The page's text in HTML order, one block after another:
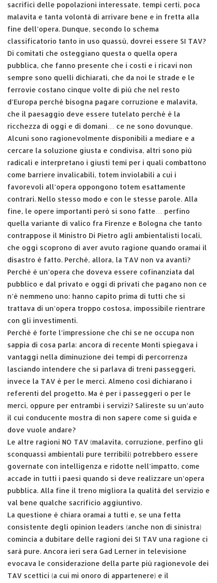
sacrifici delle popolazioni interessate, tempi certi, poca
malavita e tanta volontà di arrivare bene e in fretta alla
fine dell’opera. Dunque, secondo lo schema
classificatorio tanto in uso quassù, dovrei essere SI TAV?
Di comitati che osteggiano questa o quella opera
pubblica, che fanno presente che i costi e i ricavi non
sempre sono quelli dichiarati, che da noi le strade e le
ferrovie costano cinque volte di più che nel resto
d’Europa perché bisogna pagare corruzione e malavita,
che il paesaggio deve essere tutelato perché è la
ricchezza di oggi e di domani… ce ne sono dovunque.
Alcuni sono ragionevolmente disponibili a mediare e a
cercare la soluzione giusta e condivisa, altri sono più
radicali e interpretano i giusti temi per i quali combattono
come barriere invalicabili, totem inviolabili a cui i
favorevoli all’opera oppongono totem esattamente
contrari. Nello stesso modo e con le stesse parole. Alla
fine, le opere importanti però si sono fatte… perfino
quella variante di valico fra Firenze e Bologna che tanto
contrappose il Ministro Di Pietro agli ambientalisti locali,
che oggi scoprono di aver avuto ragione quando oramai il
disastro è fatto. Perché, allora, la TAV non va avanti?
Perché è un’opera che doveva essere cofinanziata dal
pubblico e dal privato e oggi di privati che pagano non ce
n’è nemmeno uno: hanno capito prima di tutti che si
trattava di un’opera troppo costosa, impossibile rientrare
con gli investimenti.
Perché è forte l’impressione che chi se ne occupa non
sappia di cosa parla: ancora di recente Monti spiegava i
vantaggi nella diminuzione dei tempi di percorrenza
lasciando intendere che si parlava di treni passeggeri,
invece la TAV è per le merci. Almeno così dichiarano i
referenti del progetto. Ma è per i passeggeri o per le
merci, oppure per entrambi i servizi? Salireste su un’auto
il cui conducente mostra di non sapere come si guida e
dove vuole andare?
Le altre ragioni NO TAV (malavita, corruzione, perfino gli
sconquassi ambientali pure terribili) potrebbero essere
governate con intelligenza e ridotte nell’impatto, come
accade in tutti i paesi quando si deve realizzare un’opera
pubblica. Alla fine il treno migliora la qualità del servizio e
val bene qualche sacrificio aggiuntivo.
La questione è chiara oramai a tutti e, se una fetta
consistente degli opinion leaders (anche non di sinistra)
comincia a dubitare delle ragioni dei SI TAV una ragione ci
sarà pure. Ancora ieri sera Gad Lerner in televisione
evocava le considerazione della parte più ragionevole dei
TAV scettici (a cui mi onoro di appartenere) e il